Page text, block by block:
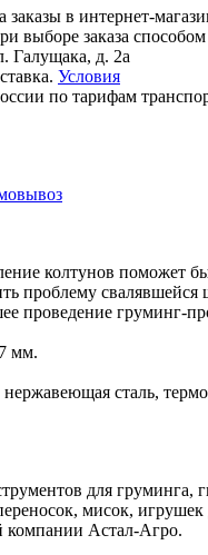
заказы в интернет-
выборе заказа
Галущака, д. 2а
Условия
по тарифам
колтунов поможет
проблему свалявшейся
проведение груминг-
мм.
сталь,
для груминга,
мисок,
компании Астал-Агро.